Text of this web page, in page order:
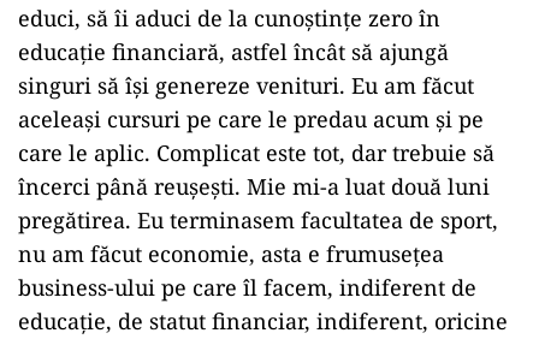
educi, să îi aduci de la cunoştinţe zero în
educaţie financiară, astfel încât să ajungă
singuri să îşi genereze venituri. Eu am făcut
aceleaşi cursuri pe care le predau acum şi pe
care le aplic. Complicat este tot, dar trebuie să
încerci până reuşeşti. Mie mi-a luat două luni
pregătirea. Eu terminasem facultatea de sport,
nu am făcut economie, asta e frumuseţea
business-ului pe care îl facem, indiferent de
educaţie, de statut financiar, indiferent, oricine